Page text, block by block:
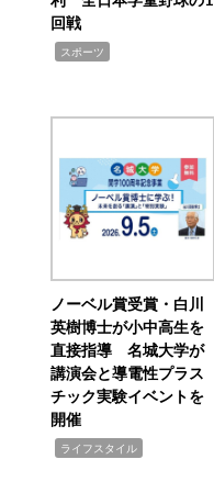
回戦
スポーツ
ノーベル賞受賞・白川
英樹博士が小中高生を
直接指導 名城大学が
講演会と導電性プラス
チック実験イベントを
開催
ライフスタイル